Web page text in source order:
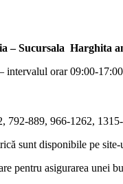
– Sucursala Harghita
intervalul orar 09:00-
792-889, 966-1262,
sunt disponibile pe site-
pentru asigurarea unei